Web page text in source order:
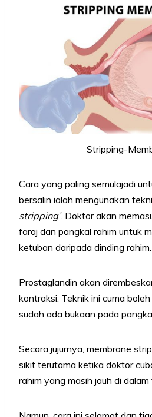
Stripping-
Cara yang paling semulajadi
bersalin ialah mengunakan
stripping’. Doktor akan
faraj dan pangkal rahim untuk
ketuban daripada dinding rahim.
Prostaglandin akan
kontraksi. Teknik ini cuma
sudah ada bukaan pada
Secara jujurnya, membrane
sikit terutama ketika doktor
rahim yang masih jauh di dalam